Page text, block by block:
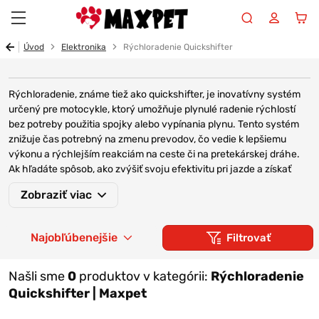
Úvod Elektronika Rýchloradenie Quickshifter
Rýchloradenie, známe tiež ako quickshifter, je inovatívny systém
určený pre motocykle, ktorý umožňuje plynulé radenie rýchlostí
bez potreby použitia spojky alebo vypínania plynu. Tento systém
znižuje čas potrebný na zmenu prevodov, čo vedie k lepšiemu
výkonu a rýchlejším reakciám na ceste či na pretekárskej dráhe.
Ak hľadáte spôsob, ako zvýšiť svoju efektivitu pri jazde a získať
moto navigačné systémy,indikátor riadenia,alarmy
na motorku, čiukazovatele zaradenej rýchlosti.
AKO FUNGUJE HEALTECH
QUICK SHIFTER EASY?
Zobraziť viac
Filtrovať
Našli sme 0 produktov v kategórii: Rýchloradenie
Quickshifter | Maxpet
Najobľúbenejšie